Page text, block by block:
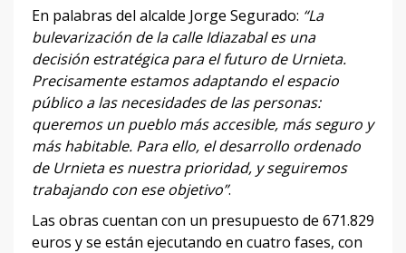
En palabras del alcalde Jorge Segurado: “La
bulevarización de la calle Idiazabal es una
decisión estratégica para el futuro de Urnieta.
Precisamente estamos adaptando el espacio
público a las necesidades de las personas:
queremos un pueblo más accesible, más seguro y
más habitable. Para ello, el desarrollo ordenado
de Urnieta es nuestra prioridad, y seguiremos
trabajando con ese objetivo”.
Las obras cuentan con un presupuesto de 671.829
euros y se están ejecutando en cuatro fases, con